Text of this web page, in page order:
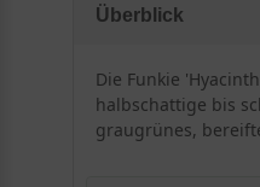
Überblick
Die Funkie
halbschattige bis
graugrünes,